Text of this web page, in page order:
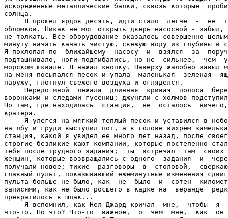
искореженные металлические балки, сквозь которые
солнца.
Я прошел ярдов десять, идти стало  легче  -  не
обломков. Никак не мог открыть дверь насосной -
не толкать. Все оборудование оказалось совершенно
минуту начать качать чистую, свежую воду из глубины в
Я похлопал по  ближайшему  насосу  и  взялся  за
подташнивало, ноги подгибались, но не  сильнее,  чем
морском шквале. Я нажал кнопку. Наверху жалобно завыл
на меня посыпался песок и упала  маленькая  зеленая
наружу, глотнул свежего воздуха и огляделся.
Передо мной  лежала  длинная  кривая  полоса
воронками и следами гусениц; джунгли с холмов
Но там, где находилась  станция,  не  осталось
кратера.
Я улегся на мягкий теплый песок и уставился в
на лбу и груди выступил пот, а в голове вихрем
станция, какой я увидел ее много лет назад, после
строгие безликие кают-компании, которые постепенно
тебя после трудного задания;  ты  встречал  там
женщин, которые возвращались с одного  задания  и
получали новое; тихие  разговоры  в  столовой,
главный пульт, показывавший ежеминутные изменения
пульта больше не было, как  не  было  и  сотен
записями, как не было росшего в кадке на  веранде
превратилось в шлак...
Я вспомнил, как Нел Джард кричал  мне,  чтобы  я
что-то. Но что? Что-то  важное,  о  чем  мне,  как  он